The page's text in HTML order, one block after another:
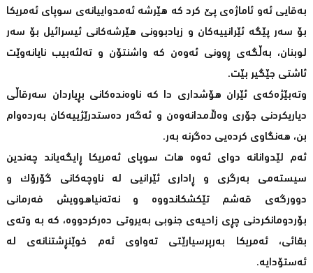
بەقایی ئەو ئاماژەی پێ کرد کە هێرشە ئەمدواییانەی سوپای ئەمریکا
بۆ سەر پێگە ئێرانییەکان و زیادبوونی هێرشەکانی ئیسرائیل بۆ سەر
لوبنان، بەڵگەی ڕوونی ئەوەن کە واشنتۆن و تەلئەبیب نایانەوێت
ئاشتی جێگیر بێت.
وتەبێژەکەی ئێران هۆشداری دا کە ناوەندەکانی بڕیاردان سەرقاڵی
دیاریکردنی جۆری وەڵامدانەوەن و ئەگەر دەستدرێژییەکان بەردەوام
بن، هەنگاوی کردەیی دەگرنە بەر.
ئەم لێدوانانە دوای ئەوە هات سوپای ئەمریکا ڕایگەیاند چەندین
سیستەمی بەرگری و ڕاداری ئێرانیی لە ناوچەکانی گۆرۆک و
دوورگەی قەشم تێکشکاندووە و نەتەنیاهوویش فەرمانی
بۆردومانکردنی چڕی زاحیەی جنوبی بەیروتی دەرکردووە، کە بە وتەی
بقائی، ئەمریکا بەرپرسیارێتی تەواوی ئەم خوێنڕشتنانەی لە
ئەستۆدایە.